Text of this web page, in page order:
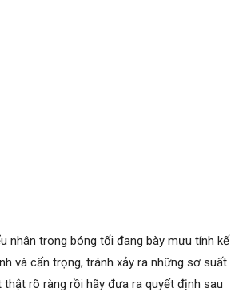
nhân trong bóng tối đang bày mưu tính kế
và cẩn trọng, tránh xảy ra những sơ suất
rõ ràng rồi hãy đưa ra quyết định sau